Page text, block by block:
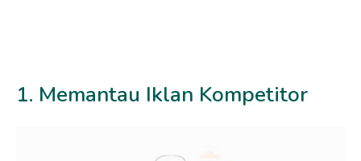
1. Memantau Iklan Kompetitor